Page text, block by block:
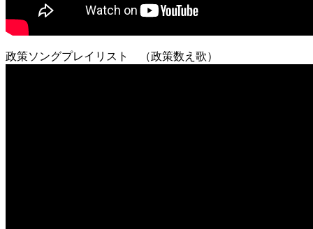
政策ソングプレイリスト （政策数え歌）